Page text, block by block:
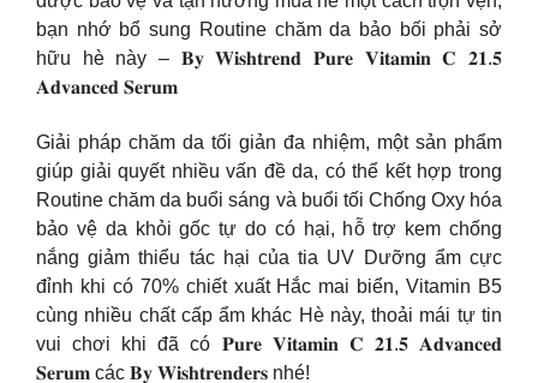
bạn nhớ bổ sung Routine chăm da bảo bối phải sở
hữu hè này – 𝐁𝐲 𝐖𝐢𝐬𝐡𝐭𝐫𝐞𝐧𝐝 𝐏𝐮𝐫𝐞 𝐕𝐢𝐭𝐚𝐦𝐢𝐧 𝐂 𝟐𝟏.𝟓
𝐀𝐝𝐯𝐚𝐧𝐜𝐞𝐝 𝐒𝐞𝐫𝐮𝐦
Giải pháp chăm da tối giản đa nhiệm, một sản phẩm
giúp giải quyết nhiều vấn đề da, có thể kết hợp trong
Routine chăm da buổi sáng và buổi tối Chống Oxy hóa
bảo vệ da khỏi gốc tự do có hại, hỗ trợ kem chống
nắng giảm thiểu tác hại của tia UV Dưỡng ẩm cực
đỉnh khi có 70% chiết xuất Hắc mai biển, Vitamin B5
cùng nhiều chất cấp ẩm khác Hè này, thoải mái tự tin
vui chơi khi đã có 𝐏𝐮𝐫𝐞 𝐕𝐢𝐭𝐚𝐦𝐢𝐧 𝐂 𝟐𝟏.𝟓 𝐀𝐝𝐯𝐚𝐧𝐜𝐞𝐝
𝐒𝐞𝐫𝐮𝐦 các 𝐁𝐲 𝐖𝐢𝐬𝐡𝐭𝐫𝐞𝐧𝐝𝐞𝐫𝐬 nhé!